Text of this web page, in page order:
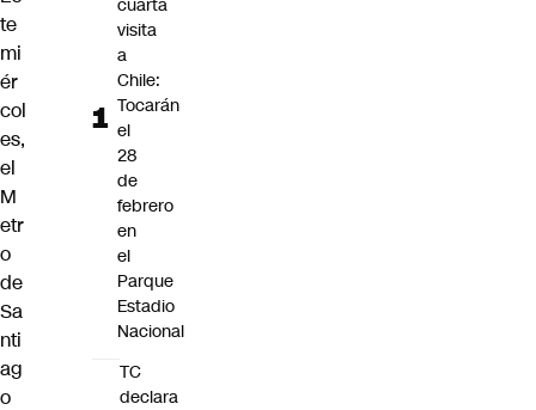
te
mi
ér
col
es,
el
M
etr
o
de
Sa
nti
ag
o
cuarta
visita
a
Chile:
Tocarán
el
28
de
febrero
en
el
Parque
Estadio
Nacional
TC
declara